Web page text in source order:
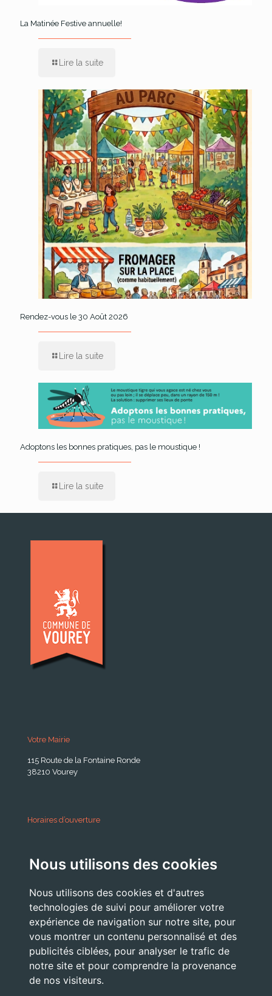
Nous utilisons des cookies
Nous utilisons des cookies et d'autres
technologies de suivi pour améliorer votre
expérience de navigation sur notre site, pour
vous montrer un contenu personnalisé et des
publicités ciblées, pour analyser le trafic de
notre site et pour comprendre la provenance
de nos visiteurs.
La Matinée Festive annuelle!
Lire la suite
Rendez-vous le 30 Août 2026
Lire la suite
Adoptons les bonnes pratiques, pas le moustique !
Lire la suite
Votre Mairie
115 Route de la Fontaine Ronde
38210 Vourey
Horaires d’ouverture
Lundi . Mardi : 10h 12h /16h 18h30
Jeudi . Vendredi : 13h30 / 17h
Nous Contacter
accueil@commune-vourey.fr